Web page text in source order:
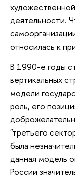
деятельности.
относилась к
В 1990-е годы
вертикальных
модели
роль, его
"третьего
была
данная модель
России